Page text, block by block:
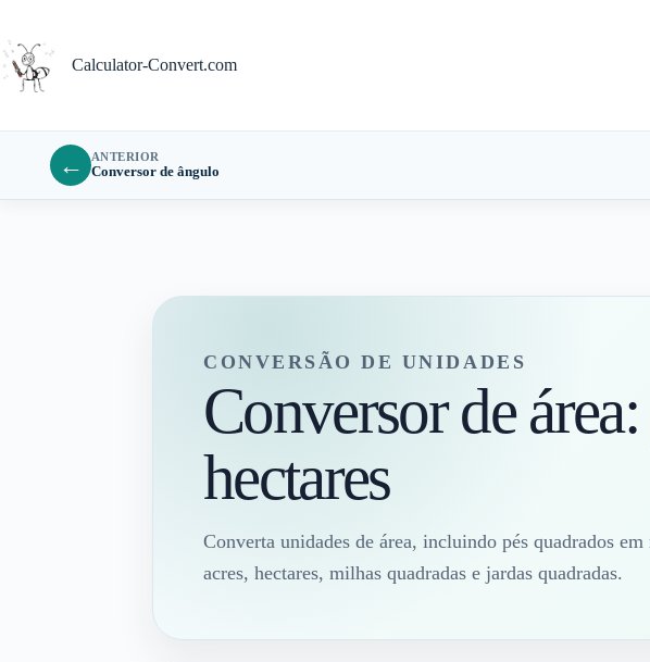
o
conteúdo
Calculator-Convert.com
← ANTERIOR
Conversor de ângulo
CONVERSÃO DE UNIDADES
Conversor de
hectares
Converta unidades de área, incluindo pés quadrados
acres, hectares, milhas quadradas e jardas quadradas.